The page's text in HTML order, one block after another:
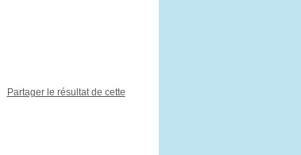
Partager le résultat de cette